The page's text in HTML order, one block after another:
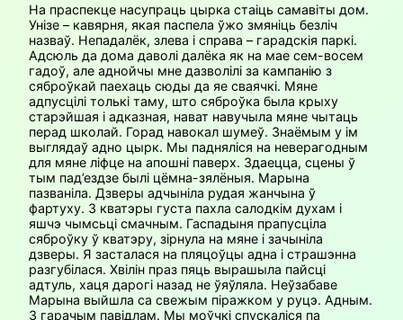
На праспекце насупраць цырка стаіць самавіты дом.
Унізе – кавярня, якая паспела ўжо змяніць безліч
назваў. Непадалёк, злева і справа – гарадскія паркі.
Адсюль да дома даволі далёка як на мае сем-восем
гадоў, але аднойчы мне дазволілі за кампанію з
сяброўкай паехаць сюды да яе сваячкі. Мяне
адпусцілі толькі таму, што сяброўка была крыху
старэйшая і адказная, нават навучыла мяне чытаць
перад школай. Горад навокал шумеў. Знаёмым у ім
выглядаў адно цырк. Мы падняліся на неверагодным
для мяне ліфце на апошні паверх. Здаецца, сцены ў
тым пад’ездзе былі цёмна-зялёныя. Марына
пазваніла. Дзверы адчыніла рудая жанчына ў
фартуху. З кватэры густа пахла салодкім духам і
яшчэ чымсьці смачным. Гаспадыня прапусціла
сяброўку ў кватэру, зірнула на мяне і зачыніла
дзверы. Я засталася на пляцоўцы адна і страшэнна
разгубілася. Хвілін праз пяць вырашыла пайсці
адтуль, хаця дарогі назад не ўяўляла. Неўзабаве
Марына выйшла са свежым піражком у руцэ. Адным.
З гарачым павідлам. Мы моўчкі спускаліся па